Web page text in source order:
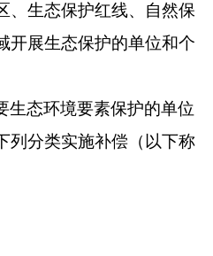
、生态保护红线、自然保
开展生态保护的单位和个
态环境要素保护的单位
列分类实施补偿（以下称